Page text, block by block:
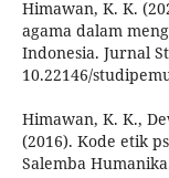
Himawan, K. K.
agama dalam
Indonesia. Jurnal
10.22146/
Himawan, K. K.,
(2016). Kode etik
Salemba